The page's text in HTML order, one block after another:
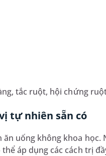
tắc ruột, hội chứng
tự nhiên sẵn có
uống không khoa học.
áp dụng các cách trị